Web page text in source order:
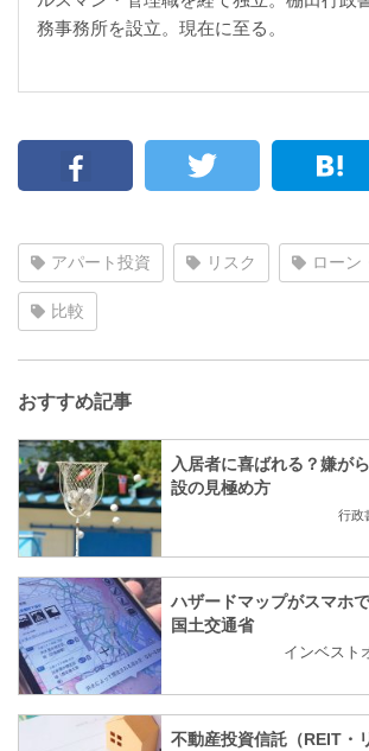
務事務所を設立。現在に至る。
アパート投資 リスク ローン
比較
おすすめ記事
入居者に喜ばれる？嫌が
設の見極め方
行政
ハザードマップがスマホ
国土交通省
インベスト
不動産投資信託（REIT・